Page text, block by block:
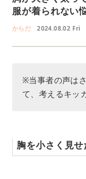
服が着られない
からだ 2024.08.02 Fri
※当事者の声は
て、考えるキッ
胸を小さく見